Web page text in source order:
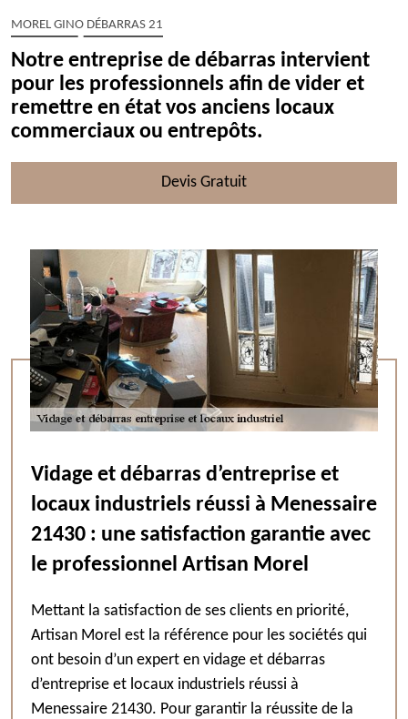
MOREL GINO DÉBARRAS 21
Notre entreprise de débarras intervient
pour les professionnels afin de vider et
remettre en état vos anciens locaux
commerciaux ou entrepôts.
Devis Gratuit
Vidage et débarras d’entreprise et
locaux industriels réussi à Menessaire
21430 : une satisfaction garantie avec
le professionnel Artisan Morel
Mettant la satisfaction de ses clients en priorité,
Artisan Morel est la référence pour les sociétés qui
ont besoin d’un expert en vidage et débarras
d’entreprise et locaux industriels réussi à
Menessaire 21430. Pour garantir la réussite de la